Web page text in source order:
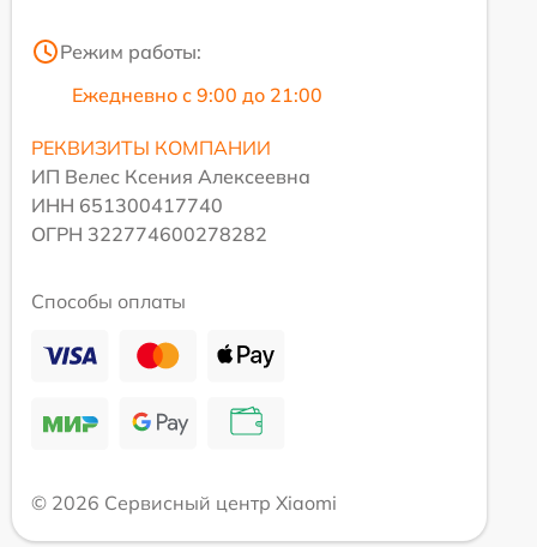
Режим работы:
Ежедневно с 9:00 до 21:00
РЕКВИЗИТЫ КОМПАНИИ
ИП Велес Ксения Алексеевна
ИНН 651300417740
ОГРН 322774600278282
Способы оплаты
© 2026 Сервисный центр Xiaomi